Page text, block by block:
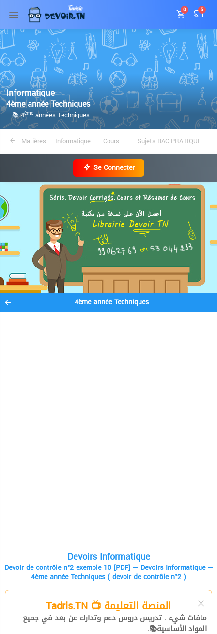
0 5
Informatique
4ème année Techniques
≡ 📚 4ème années Techniques
Matières Informatique : Cours Sujets BAC PRATIQUE
Se Connecter
4ème année Techniques
Devoirs Informatique
Devoir de contrôle n°2 exemple 10 [PDF] — Devoirs Informatique —
4ème année Techniques ( devoir de contrôle n°2 )
المنصة التعليمة 📺 Tadris.TN
مافات شيء : تدريس دروس دعم وتدارك عن بعد في جميع
المواد الأساسية📚.